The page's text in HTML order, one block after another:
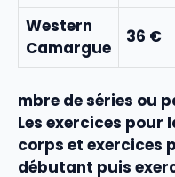
Western
Camargue
36 €
mbre de séries ou
Les exercices pour
corps et exercices
débutant puis